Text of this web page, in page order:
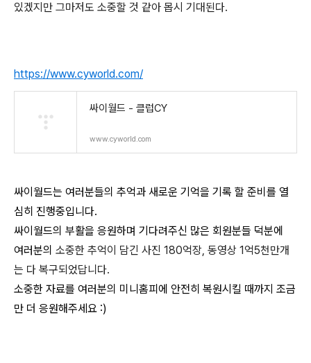
있겠지만 그마저도 소중할 것 같아 몹시 기대된다.
https://www.cyworld.com/
싸이월드 - 클럽CY
www.cyworld.com
싸이월드는 여러분들의 추억과 새로운 기억을 기록 할 준비를 열
심히 진행중입니다.
싸이월드의 부활을 응원하며 기다려주신 많은 회원분들 덕분에
여러분의 소중한 추억이 담긴 사진 180억장, 동영상 1억5천만개
는 다 복구되었답니다.
소중한 자료를 여러분의 미니홈피에 안전히 복원시킬 때까지 조금
만 더 응원해주세요 :)